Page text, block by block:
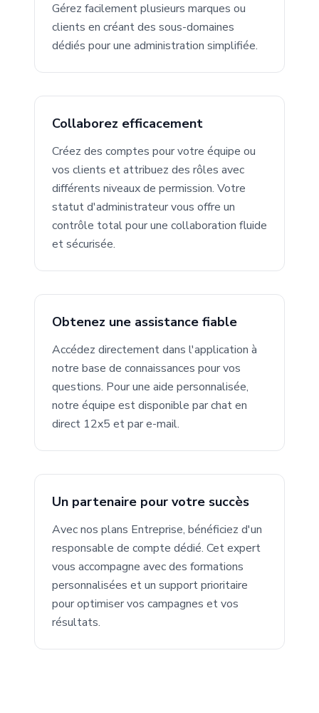
Gérez facilement plusieurs marques ou
clients en créant des sous-domaines
dédiés pour une administration simplifiée.
Collaborez efficacement
Créez des comptes pour votre équipe ou
vos clients et attribuez des rôles avec
différents niveaux de permission. Votre
statut d'administrateur vous offre un
contrôle total pour une collaboration fluide
et sécurisée.
Obtenez une assistance fiable
Accédez directement dans l'application à
notre base de connaissances pour vos
questions. Pour une aide personnalisée,
notre équipe est disponible par chat en
direct 12x5 et par e-mail.
Un partenaire pour votre succès
Avec nos plans Entreprise, bénéficiez d'un
responsable de compte dédié. Cet expert
vous accompagne avec des formations
personnalisées et un support prioritaire
pour optimiser vos campagnes et vos
résultats.